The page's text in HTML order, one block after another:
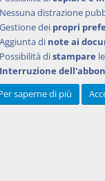
stato
in
Nessuna distrazione
Gestione dei propri
Aggiunta di note ai
Possibilità distampare
Interruzione
saperne di più